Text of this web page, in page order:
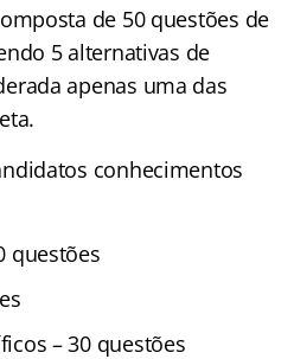
de 50 questões de
5 alternativas de
apenas uma das
conhecimentos
questões
– 30 questões